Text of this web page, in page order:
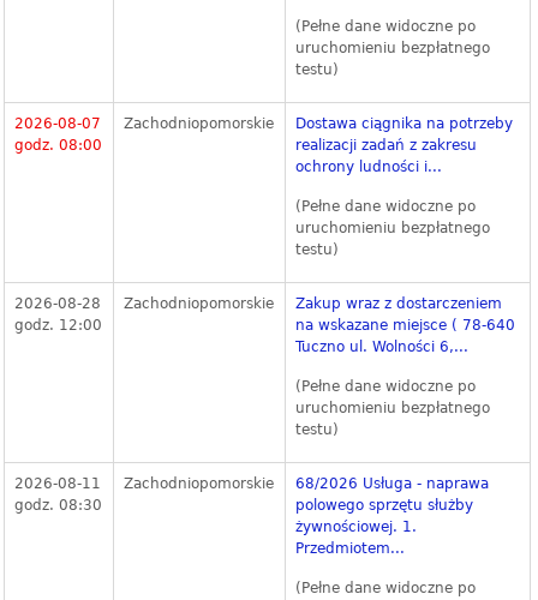
(Pełne dane widoczne po
uruchomieniu bezpłatnego
testu)
2026-08-07
godz. 08:00
Zachodniopomorskie
Dostawa ciągnika na potrzeby
realizacji zadań z zakresu
ochrony ludności i...
(Pełne dane widoczne po
uruchomieniu bezpłatnego
testu)
2026-08-28
godz. 12:00
Zachodniopomorskie
Zakup wraz z dostarczeniem
na wskazane miejsce ( 78-640
Tuczno ul. Wolności 6,...
(Pełne dane widoczne po
uruchomieniu bezpłatnego
testu)
2026-08-11
godz. 08:30
Zachodniopomorskie
68/2026 Usługa - naprawa
polowego sprzętu służby
żywnościowej. 1.
Przedmiotem...
(Pełne dane widoczne po